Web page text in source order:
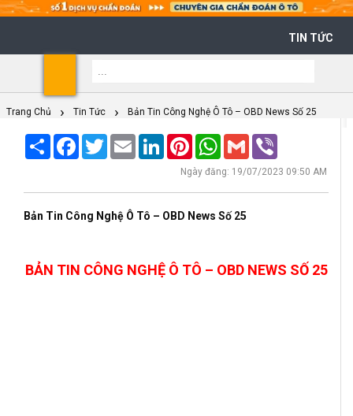
TIN TỨC
Trang Chủ Tin Tức Bản Tin Công Nghệ Ô Tô – OBD News Số 25
Share Facebook
TwitterEmail LinkedInPinterestWhatsApp
Gmail
Ngày đăng: 19/07/2023 09:50 AM
Bản Tin Công Nghệ Ô Tô – OBD News Số 25
BẢN TIN CÔNG NGHỆ Ô TÔ – OBD NEWS SỐ 25